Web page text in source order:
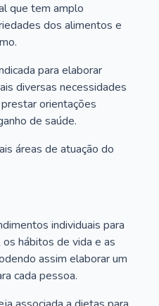
que tem amplo
dos alimentos e
para elaborar
diversas necessidades
orientações
de saúde.
áreas de atuação do
individuais para
hábitos de vida e as
assim elaborar um
cada pessoa.